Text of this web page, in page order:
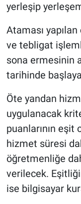
yerleşip
Ataması
ve tebligat
sona ermesinin
tarihinde
Öte yandan
uygulanacak
puanlarının eşit
hizmet süresi
öğretmenliğe
verilecek.
ise bilgisayar